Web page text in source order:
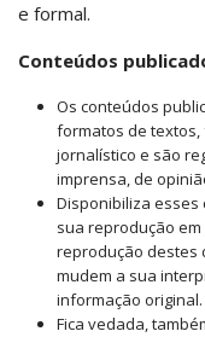
e formal.
Conteúdos
Os conteúdos
formatos de
jornalístico e são
imprensa, de
Disponibiliza esses
sua reprodução
reprodução destes
mudem a sua
informação original.
Fica vedada,